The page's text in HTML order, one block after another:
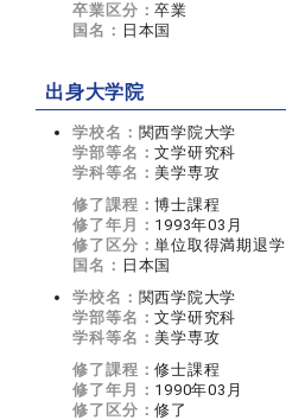
卒業区分：卒業
国名： 日本国
出身大学院
学校名： 関西学院大学
学部等名：文学研究科
学科等名：美学専攻
修了課程：博士課程
修了年月： 1993年03月
修了区分：単位取得満期退学
国名： 日本国
学校名： 関西学院大学
学部等名：文学研究科
学科等名：美学専攻
修了課程：修士課程
修了年月： 1990年03月
修了区分：修了